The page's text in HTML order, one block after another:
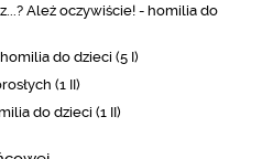
Ależ oczywiście! - homilia do
do dzieci (5 I)
(1 II)
do dzieci (1 II)